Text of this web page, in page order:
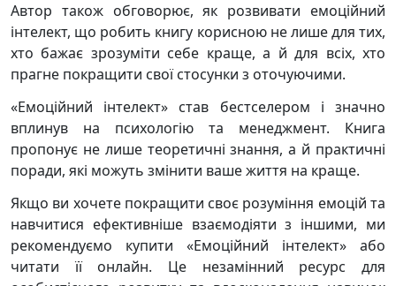
Автор також обговорює, як розвивати емоційний
інтелект, що робить книгу корисною не лише для тих,
хто бажає зрозуміти себе краще, а й для всіх, хто
прагне покращити свої стосунки з оточуючими.
«Емоційний інтелект» став бестселером і значно
вплинув на психологію та менеджмент. Книга
пропонує не лише теоретичні знання, а й практичні
поради, які можуть змінити ваше життя на краще.
Якщо ви хочете покращити своє розуміння емоцій та
навчитися ефективніше взаємодіяти з іншими, ми
рекомендуємо купити «Емоційний інтелект» або
читати її онлайн. Це незамінний ресурс для